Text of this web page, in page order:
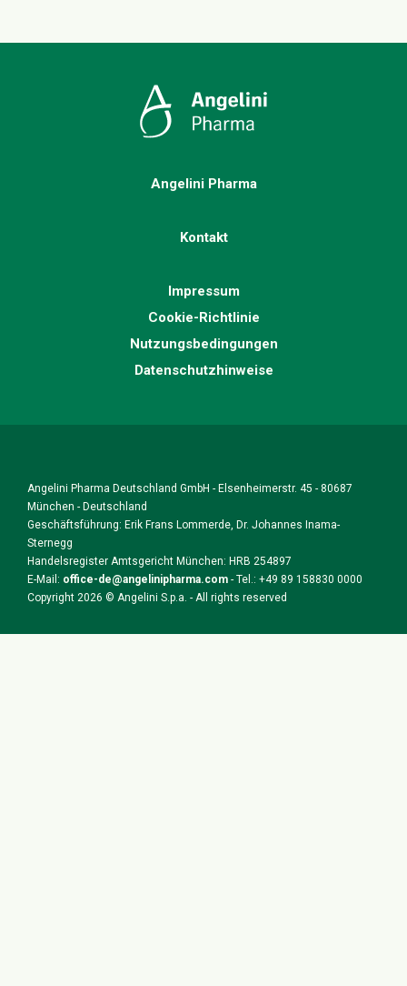
Angelini Pharma
Kontakt
Impressum
Cookie-Richtlinie
Nutzungsbedingungen
Datenschutzhinweise
Angelini Pharma Deutschland GmbH - Elsenheimerstr. 45 - 80687
München - Deutschland
Geschäftsführung: Erik Frans Lommerde, Dr. Johannes Inama-
Sternegg
Handelsregister Amtsgericht München: HRB 254897
E-Mail: office-de@angelinipharma.com - Tel.: +49 89 158830 0000
Copyright 2026 © Angelini S.p.a. - All rights reserved